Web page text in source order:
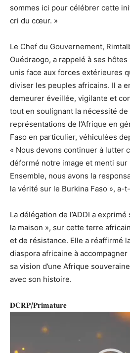
sommes ici pour célébrer cette
cri du cœur. »
‎Le Chef du Gouvernement,
Ouédraogo, a rappelé à ses
unis face aux forces extérieures
diviser les peuples africains. Il a
demeurer éveillée, vigilante et
tout en soulignant la nécessité
représentations de l’Afrique en
Faso en particulier, véhiculées
‎« Nous devons continuer à lutter
déformé notre image et menti
Ensemble, nous avons la
la vérité sur le Burkina Faso », a-
‎La délégation de l’ADDI a
la maison », sur cette terre
et de résistance. Elle a réaffirmé
diaspora africaine à accompagner
sa vision d’une Afrique
avec son histoire.
‎𝐃𝐂𝐑𝐏/𝐏𝐫𝐢𝐦𝐚𝐭𝐮𝐫𝐞